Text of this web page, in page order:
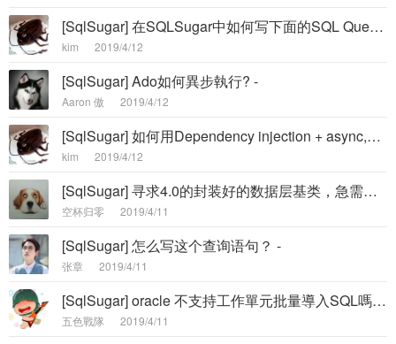
[SqlSugar] 在SQLSugar中如何写下面的SQL Query -
kim 2019/4/12
[SqlSugar] Ado如何異步執行? -
Aaron 傲 2019/4/12
[SqlSugar] 如何用Dependency injection + async,不知道是否正确, 不知是否能自动关闭connection -
kim 2019/4/12
[SqlSugar] 寻求4.0的封装好的数据层基类，急需，望大佬给予帮助 -
空杯归零 2019/4/11
[SqlSugar] 怎么写这个查询语句？ -
张章 2019/4/11
[SqlSugar] oracle 不支持工作單元批量導入SQL嗎？ -
五色戰隊 2019/4/11